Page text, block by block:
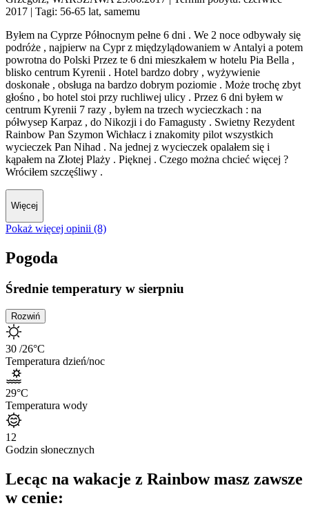
2017 | Tagi: 56-65 lat, samemu
Byłem na Cyprze Północnym pełne 6 dni . We 2 noce odbywały się
podróże , najpierw na Cypr z międzylądowaniem w Antalyi a potem
powrotna do Polski Przez te 6 dni mieszkałem w hotelu Pia Bella ,
blisko centrum Kyrenii . Hotel bardzo dobry , wyżywienie
doskonałe , obsługa na bardzo dobrym poziomie . Może trochę zbyt
głośno , bo hotel stoi przy ruchliwej ulicy . Przez 6 dni byłem w
centrum Kyrenii 7 razy , byłem na trzech wycieczkach : na
półwysep Karpaz , do Nikozji i do Famagusty . Swietny Rezydent
Rainbow Pan Szymon Wichłacz i znakomity pilot wszystkich
wycieczek Pan Nihad . Na jednej z wycieczek opalałem się i
kąpałem na Złotej Plaży . Pięknej . Czego można chcieć więcej ?
Wróciłem szczęśliwy .
Więcej
Pokaż więcej opinii (8)
Pogoda
Średnie temperatury w sierpniu
Rozwiń
30 /26°C
Temperatura dzień/noc
29°C
Temperatura wody
12
Godzin słonecznych
Lecąc na wakacje z Rainbow masz zawsze
w cenie: